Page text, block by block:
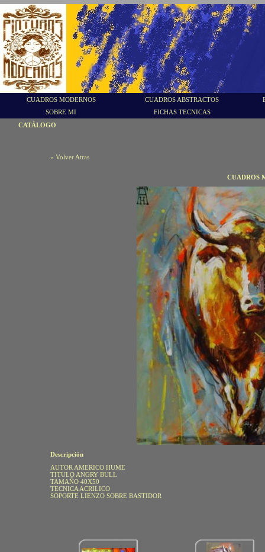
CUADROS MODERNOS CUADROS ABSTRACTOS
SOBRE MI
FICHAS TECNICAS
CATÁLOGO
« Volver Atras
CUADROS
Descripción
AUTOR AMERICO HUME
TITULO ANGRY BULL
TAMAÑO 40X50
TECNICA ACRILICO
SOPORTE LIENZO SOBRE BASTIDOR